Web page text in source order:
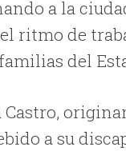
a la
ritmo de
del
a su